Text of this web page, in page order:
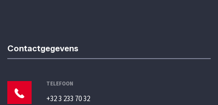
Contactgegevens
TELEFOON
+32 3 233 70 32